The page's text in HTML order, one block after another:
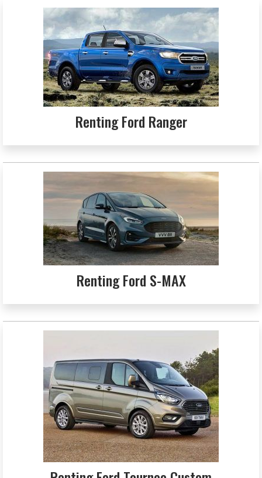
Renting Ford Ranger
Renting Ford S-MAX